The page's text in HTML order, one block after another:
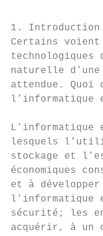
1. Introduction
Certains voient
naturelle
attendue. Quoi
l’informatique
L’informatique
lesquels
stockage et
économiques
et à
l’informatique
sécurité; les
acquérir, à un